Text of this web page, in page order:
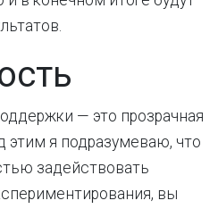
— это прозрачная
этим я подразумеваю, что
задействовать
вы